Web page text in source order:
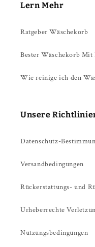
Lern Mehr
Ratgeber Wäschekorb
Bester Wäschekorb Mit
Wie reinige ich den
Unsere
Datenschutz-
Versandbedingungen
Rückerstattungs- und
Urheberrechte
Nutzungsbedingungen